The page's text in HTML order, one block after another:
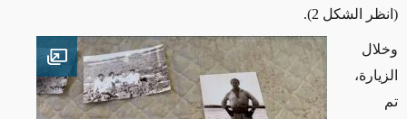
(انظر الشكل 2).
image
وخلال
الزيارة،
تم